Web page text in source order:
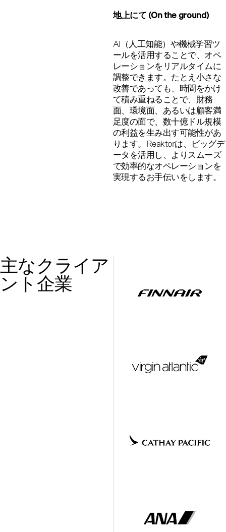
地上にて (On the ground)
AI（人工知能）や機械学習ツ
ールを活用することで、オペ
レーションをリアルタイムに
調整できます。たとえ小さな
改善であっても、時間をかけ
て積み重ねることで、財務
面、環境面、あるいは顧客満
足度の面で、数十億ドル規模
の利益を生み出す可能性があ
ります。Reaktorは、ビッグデ
ータを活用し、よりスムーズ
で効率的なオペレーションを
実現するお手伝いをします。
主なクライア
ント企業